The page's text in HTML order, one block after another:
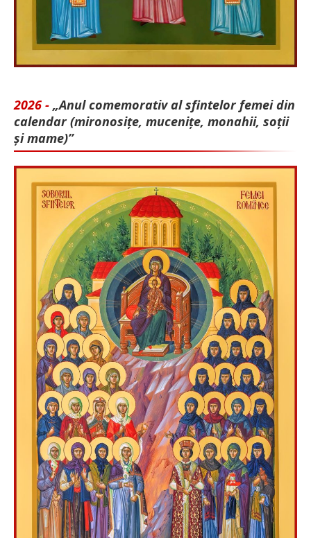
2026 - „Anul comemorativ al sfintelor femei din
calendar (mironosițe, mu­cenițe, monahii, soții
și mame)”